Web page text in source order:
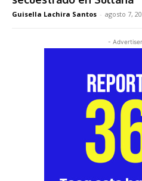
Guisella Lachira Santos - agosto 7,
-